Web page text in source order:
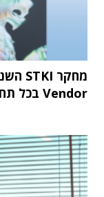
Vendor בכל תחומי שוק ה-IT